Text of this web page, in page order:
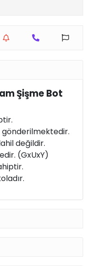
Şişme Bot
değildir.
(GxUxY)